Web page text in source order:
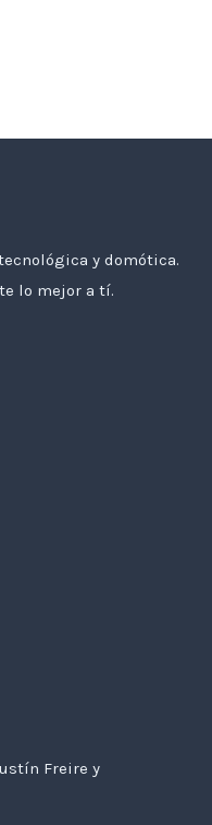
y domótica.
lo mejor a tí.
Freire y